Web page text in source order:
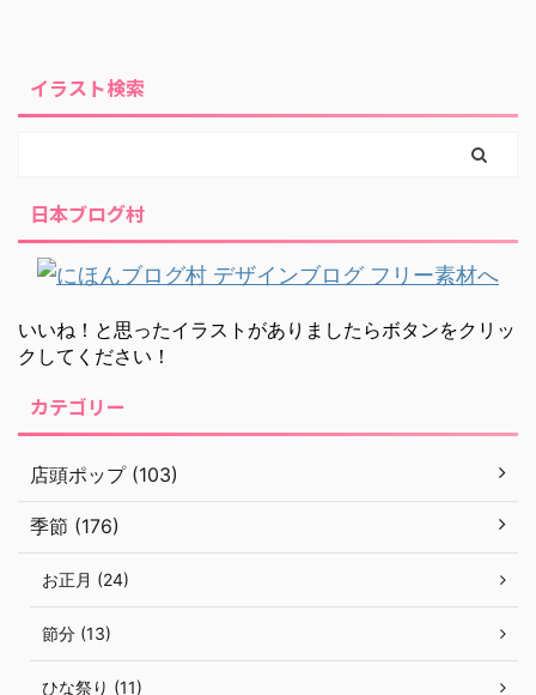
イラスト検索
日本ブログ村
いいね！と思ったイラストがありましたらボタンをクリッ
クしてください！
カテゴリー
店頭ポップ (103)
季節 (176)
お正月 (24)
節分 (13)
ひな祭り (11)